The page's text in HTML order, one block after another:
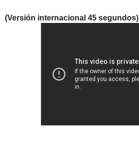
(Versión internacional 45 segundos)